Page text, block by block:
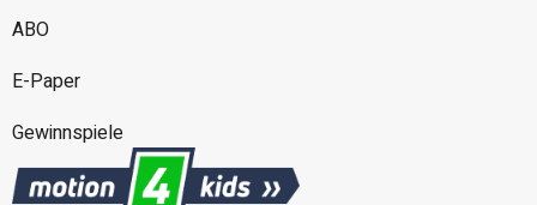
ABO
E-Paper
Gewinnspiele